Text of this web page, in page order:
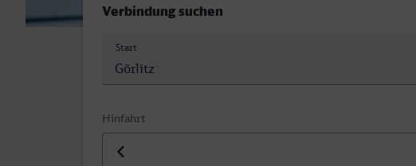
Verbindung suchen
Start
Hinfahrt
Datum der Hinfahrt